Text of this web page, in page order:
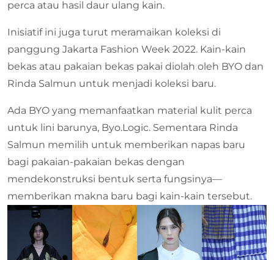
perca atau hasil daur ulang kain.
Inisiatif ini juga turut meramaikan koleksi di
panggung Jakarta Fashion Week 2022. Kain-kain
bekas atau pakaian bekas pakai diolah oleh BYO dan
Rinda Salmun untuk menjadi koleksi baru.
Ada BYO yang memanfaatkan material kulit perca
untuk lini barunya, Byo.Logic. Sementara Rinda
Salmun memilih untuk memberikan napas baru
bagi pakaian-pakaian bekas dengan
mendekonstruksi bentuk serta fungsinya—
memberikan makna baru bagi kain-kain tersebut.